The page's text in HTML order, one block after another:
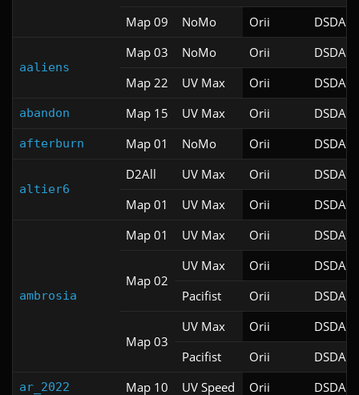
Map 09
NoMo Orii DSDA-
aaliens
Map 03 NoMo Orii
DSDA-
Map 22
UV Max Orii DSDA-
abandon Map 15 UV Max Orii DSDA-
afterburn Map 01 NoMo Orii DSDA-
altier6
D2All UV Max Orii
DSDA-
Map 01
UV Max Orii DSDA-
ambrosia
Map 01 UV Max Orii DSDA-
Map 02
UV Max Orii
DSDA-
Pacifist
Orii DSDA-
Map 03
UV Max Orii
DSDA-
Pacifist
Orii DSDA-
ar_2022 Map 10 UV Speed Orii DSDA-